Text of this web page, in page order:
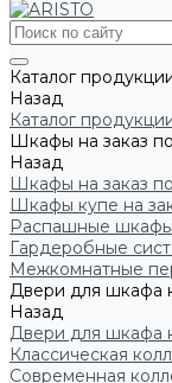
Каталог
Назад
Каталог
Шкафы на заказ
Назад
Шкафы на заказ
Шкафы купе на
Распашные шкафы
Гардеробные
Межкомнатные
Двери для шкафа
Назад
Двери для шкафа
Классическая
Современная